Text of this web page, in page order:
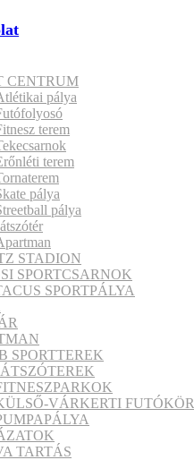
CENTRUM
pálya
terem
terem
pálya
pálya
STADION
SPORTCSARNOK
SPORTPÁLYA
SPORTTEREK
VÁRKERTI FUTÓKÖR
TARTÁS